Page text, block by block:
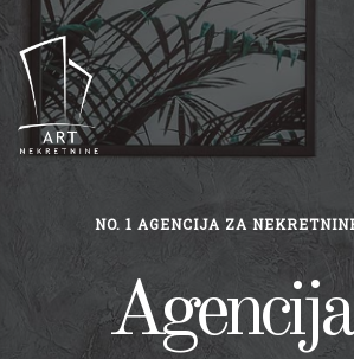
NO. 1 AGENCIJA ZA